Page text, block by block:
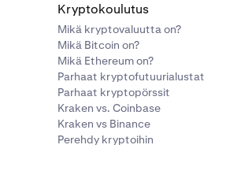
Kryptokoulutus
Mikä kryptovaluutta on?
Mikä Bitcoin on?
Mikä Ethereum on?
Parhaat kryptofutuurialustat
Parhaat kryptopörssit
Kraken vs. Coinbase
Kraken vs Binance
Perehdy kryptoihin